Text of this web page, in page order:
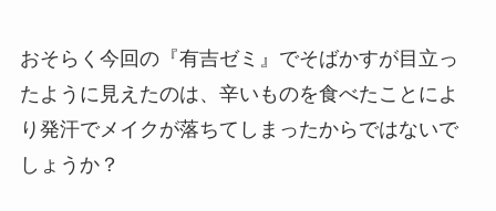
おそらく今回の『有吉ゼミ』でそばかすが目立っ
たように見えたのは、辛いものを食べたことによ
り発汗でメイクが落ちてしまったからではないで
しょうか？